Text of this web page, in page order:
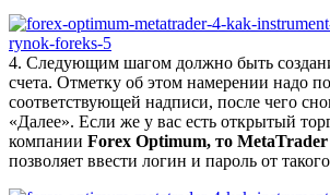
4. Следующим шагом должно быть
счета. Отметку об этом намерении надо
соответствующей надписи, после чего
«Далее». Если же у вас есть открытый
компании Forex Optimum, то MetaTrader
позволяет ввести логин и пароль от